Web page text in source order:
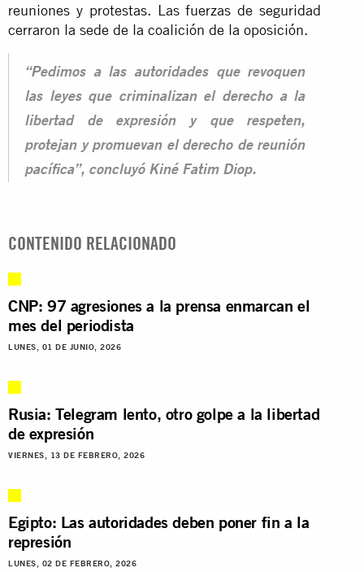
reuniones y protestas. Las fuerzas de seguridad
cerraron la sede de la coalición de la oposición.
“Pedimos a las autoridades que revoquen
las leyes que criminalizan el derecho a la
libertad de expresión y que respeten,
protejan y promuevan el derecho de reunión
pacífica”, concluyó Kiné Fatim Diop.
CONTENIDO RELACIONADO
CNP: 97 agresiones a la prensa enmarcan el
mes del periodista
LUNES, 01 DE JUNIO, 2026
Rusia: Telegram lento, otro golpe a la libertad
de expresión
VIERNES, 13 DE FEBRERO, 2026
Egipto: Las autoridades deben poner fin a la
represión
LUNES, 02 DE FEBRERO, 2026